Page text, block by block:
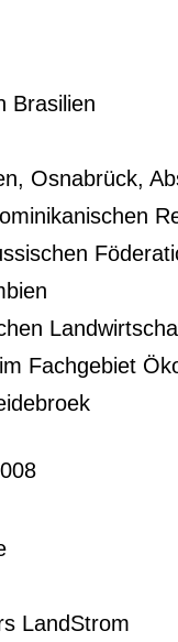
Brasilien
Osnabrück,
Fachgebiet
LandStrom